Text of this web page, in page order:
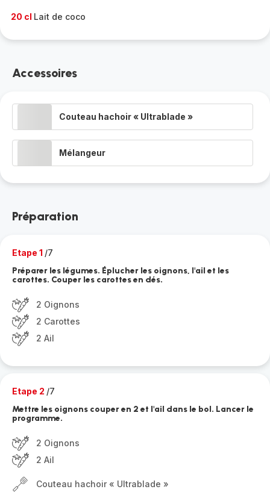
20 cl Lait de coco
Accessoires
Couteau hachoir « Ultrablade »
Mélangeur
Préparation
Etape 1 /7
Préparer les légumes. Éplucher les oignons, l'ail et les
carottes. Couper les carottes en dés.
2 Oignons
2 Carottes
2 Ail
Etape 2 /7
Mettre les oignons couper en 2 et l'ail dans le bol. Lancer le
programme.
2 Oignons
2 Ail
Couteau hachoir « Ultrablade »